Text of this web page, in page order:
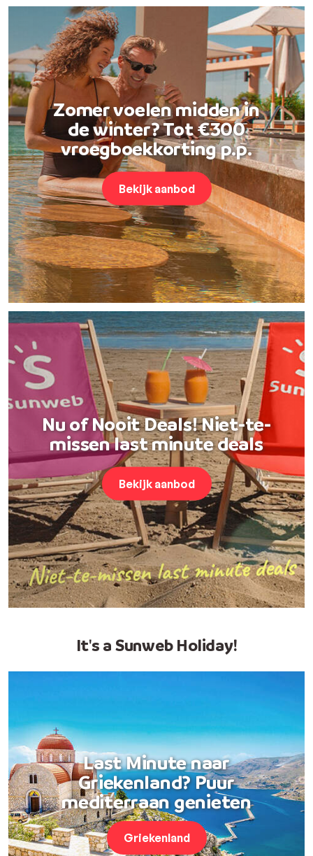
Zomer voelen midden in
de winter? Tot €300
vroegboekkorting p.p.
Bekijk aanbod
Nu of Nooit Deals! Niet-te-
missen last minute deals
Bekijk aanbod
It's a Sunweb Holiday!
Last Minute naar
Griekenland? Puur
mediterraan genieten
Griekenland